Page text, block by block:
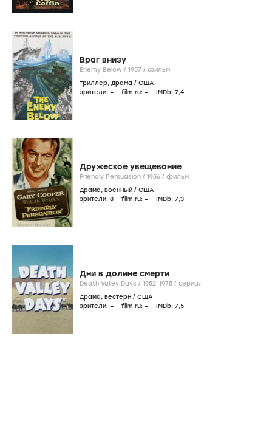
Враг внизу
Enemy Below / 1957 / фильм
триллер, драма / США
зрители: – film.ru: – IMDb: 7,4
Дружеское увещевание
Friendly Persuasion / 1956 / фильм
драма, военный / США
зрители: 8 film.ru: – IMDb: 7,3
Дни в долине смерти
Death Valley Days / 1952-1975 / сериал
драма, вестерн / США
зрители: – film.ru: – IMDb: 7,5